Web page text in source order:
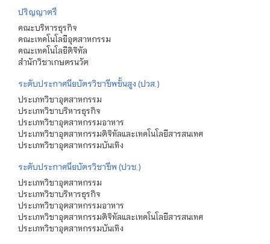
ปริญญาตรี
คณะบริหารธุรกิจ
คณะเทคโนโลยีอุตสาหกรรม
คณะเทคโนโลยีดิจิทัล
สำนักวิชาเกษตรนวัต
ระดับประกาศนียบัตรวิชาชีพชั้นสูง (ปวส.)
ประเภทวิชาอุตสาหกรรม
ประเภทวิชาบริหารธุรกิจ
ประเภทวิชาอุตสาหกรรมอาหาร
ประเภทวิชาอุตสาหกรรมดิจิทัลและเทคโนโลยีสารสนเทศ
ประเภทวิชาอุตสาหกรรมบันเทิง
ระดับประกาศนียบัตรวิชาชีพ (ปวช.)
ประเภทวิชาอุตสาหกรรม
ประเภทวิชาบริหารธุรกิจ
ประเภทวิชาอุตสาหกรรมอาหาร
ประเภทวิชาอุตสาหกรรมดิจิทัลและเทคโนโลยีสารสนเทศ
ประเภทวิชาอุตสาหกรรมบันเทิง